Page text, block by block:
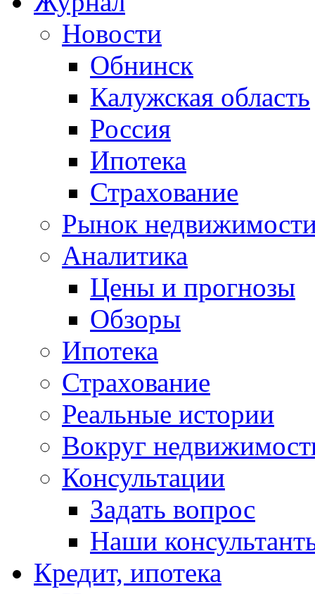
Новости
Обнинск
Калужская область
Россия
Ипотека
Страхование
Рынок
Аналитика
Цены и прогнозы
Обзоры
Ипотека
Страхование
Реальные истории
Вокруг
Консультации
Задать вопрос
Наши
Кредит, ипотека